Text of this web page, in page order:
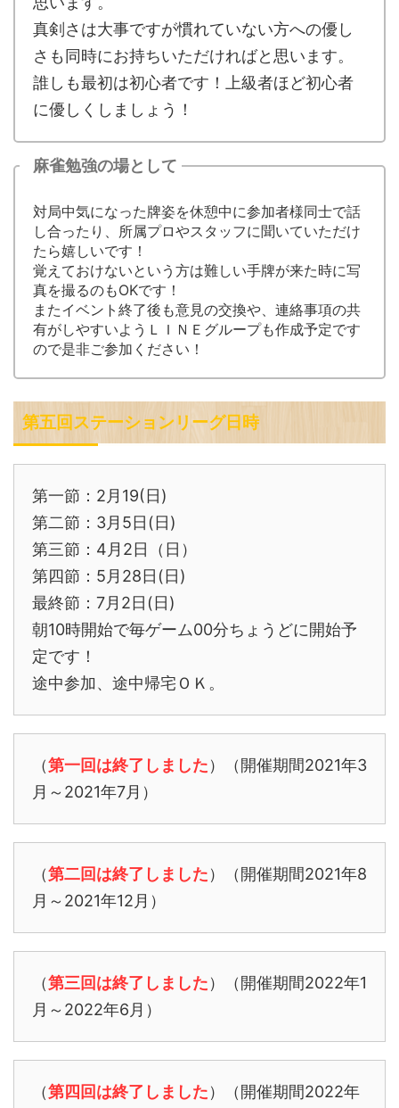
真剣さは大事ですが慣れていない方への優し
さも同時にお持ちいただければと思います。
誰しも最初は初心者です！上級者ほど初心者
に優しくしましょう！
麻雀勉強の場として
対局中気になった牌姿を休憩中に参加者様同士で話
し合ったり、所属プロやスタッフに聞いていただけ
たら嬉しいです！
覚えておけないという方は難しい手牌が来た時に写
真を撮るのもOKです！
またイベント終了後も意見の交換や、連絡事項の共
有がしやすいようＬＩＮＥグループも作成予定です
ので是非ご参加ください！
第五回ステーションリーグ日時
第一節：2月19(日)
第二節：3月5日(日)
第三節：4月2日（日）
第四節：5月28日(日)
最終節：7月2日(日)
朝10時開始で毎ゲーム00分ちょうどに開始予
定です！
途中参加、途中帰宅ＯＫ。
（第一回は終了しました）（開催期間2021年3
月～2021年7月）
（第二回は終了しました）（開催期間2021年8
月～2021年12月）
（第三回は終了しました）（開催期間2022年1
月～2022年6月）
（第四回は終了しました）（開催期間2022年